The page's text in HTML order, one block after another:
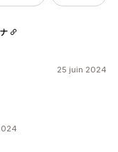
25 juin 2024